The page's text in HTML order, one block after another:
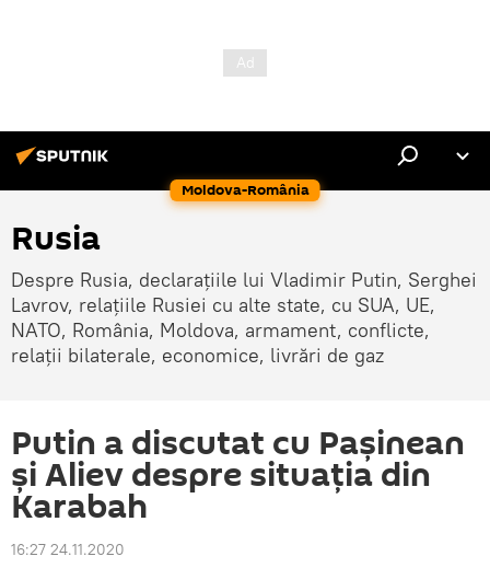
Moldova-România
Rusia
Despre Rusia, declarațiile lui Vladimir Putin, Serghei
Lavrov, relațiile Rusiei cu alte state, cu SUA, UE,
NATO, România, Moldova, armament, conflicte,
relații bilaterale, economice, livrări de gaz
Putin a discutat cu Pașinean
și Aliev despre situația din
Karabah
16:27 24.11.2020